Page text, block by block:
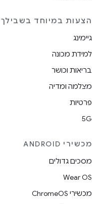
הצעות במיוחד בשבילך
גיימינג
למידת מכונה
בריאות וכושר
מצלמה ומדיה
פרטיות
5G
מכשירי ANDROID
מסכים גדולים
Wear OS
מכשירי ChromeOS